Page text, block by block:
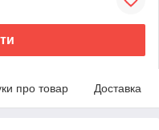
про товар Доставка